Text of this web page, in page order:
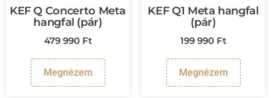
KEF Q Concerto Meta
hangfal (pár)
479 990 Ft
Megnézem
KEF Q1 Meta hangfal
(pár)
199 990 Ft
Megnézem